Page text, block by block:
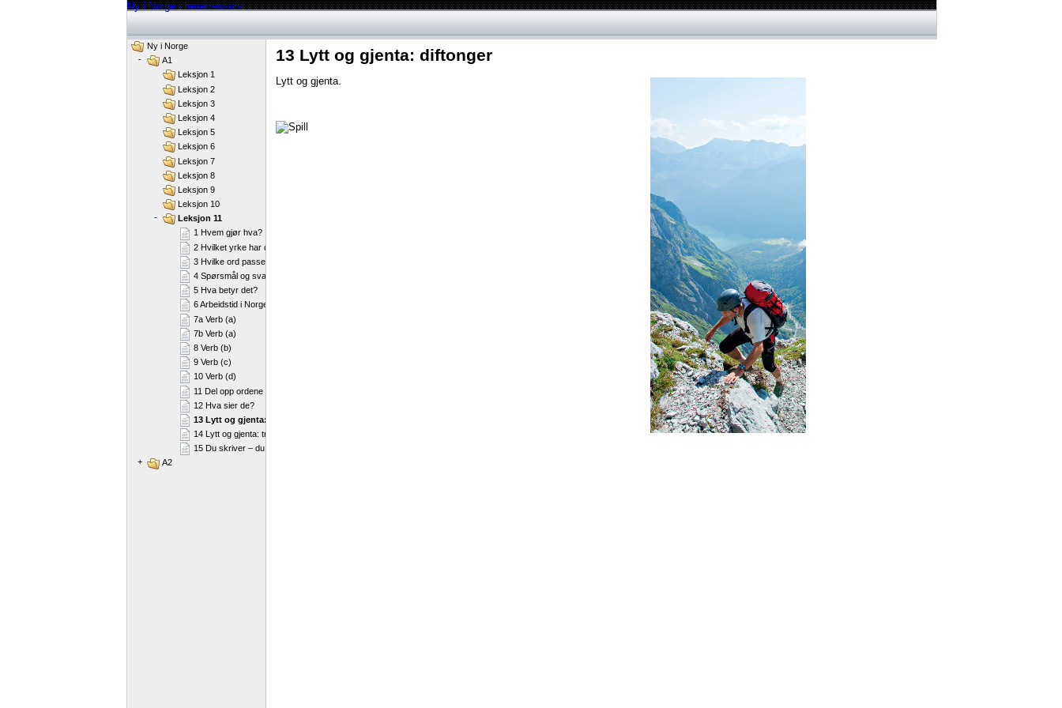
Ny i Norge - lærerressurs
13 Lytt og gjenta: diftonger
Lytt og gjenta.
Ny i Norge
-
A1
Leksjon 1
Leksjon 2
Leksjon 3
Leksjon 4
Leksjon 5
Leksjon 6
Leksjon 7
Leksjon 8
Leksjon 9
Leksjon 10
-
Leksjon 11
1 Hvem gjør hva?
2 Hvilket yrke har de?
3 Hvilke ord passer til yrkene?
4 Spørsmål og svar
5 Hva betyr det?
6 Arbeidstid i Norge
7a Verb (a)
7b Verb (a)
8 Verb (b)
9 Verb (c)
10 Verb (d)
11 Del opp ordene
12 Hva sier de?
13 Lytt og gjenta: diftonger
14 Lytt og gjenta: trykk
15 Du skriver – du sier
+
A2